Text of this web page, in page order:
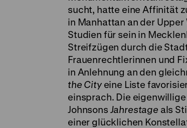
sucht, hatte eine Affinität
in Manhattan an der
Studien für sein in
Streifzügen durch die
Frauenrechtlerinnen und
in Anlehnung an den
the Cityeine Liste
einsprach. Die
Johnsons Jahrestage als
einer glücklichen